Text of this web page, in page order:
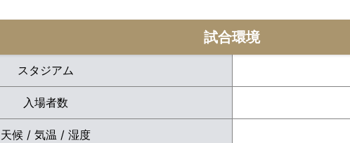
試合環境
スタジアム
入場者数
天候 / 気温 / 湿度